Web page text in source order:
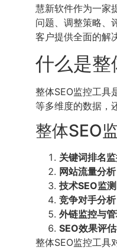
慧新软件作为一家
问题、调整策略、
客户提供全面的解
什么是整
整体SEO监控工具
等多维度的数据，
整体SEO
关键词排名
网站流量分析
技术SEO监测
竞争对手分析
外链监控与
SEO效果评
整体SEO监控工具